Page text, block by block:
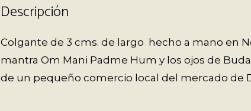
Descripción
Colgante de 3 cms. de largo hecho a mano en
mantra Om Mani Padme Hum y los ojos de
de un pequeño comercio local del mercado de